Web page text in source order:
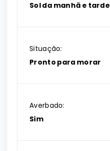
Sol da manhã e tarde
Situação:
Pronto para morar
Averbado:
Sim